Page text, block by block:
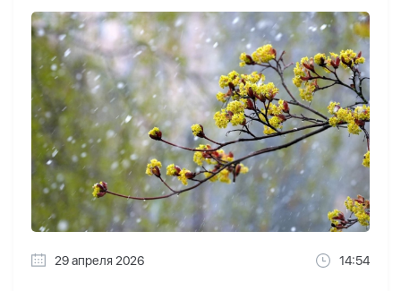
29 апреля 2026 14:54